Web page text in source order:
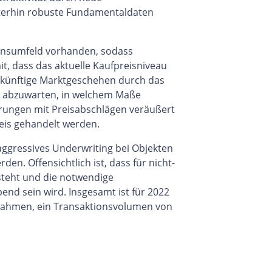
robuste Fundamentaldaten
vorhanden, sodass
dass das aktuelle Kaufpreisniveau
Marktgeschehen durch das
in welchem Maße
mit Preisabschlägen veräußert
gehandelt werden.
Underwriting bei Objekten
Offensichtlich ist, dass für nicht-
und die notwendige
sein wird. Insgesamt ist für 2022
ein Transaktionsvolumen von